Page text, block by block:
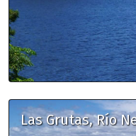
Las Grutas, Río